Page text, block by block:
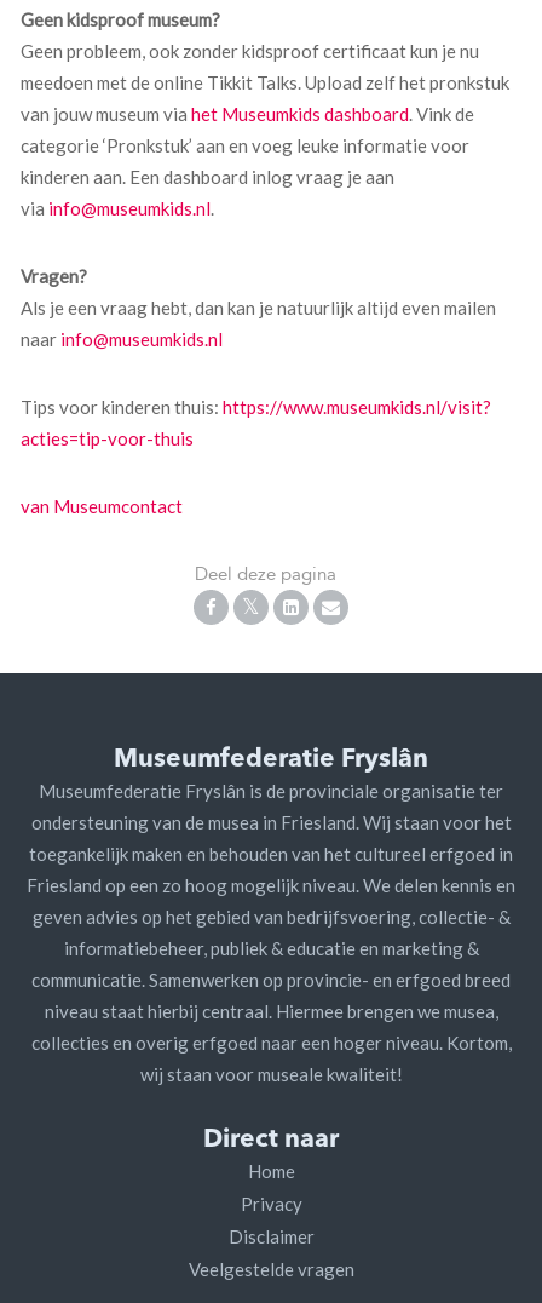
Geen kidsproof museum?
Geen probleem, ook zonder kidsproof certificaat kun je nu
meedoen met de online Tikkit Talks. Upload zelf het pronkstuk
van jouw museum viahet Museumkids dashboard. Vink de
categorie ‘Pronkstuk’ aan en voeg leuke informatie voor
kinderen aan. Een dashboard inlog vraag je aan
via info@museumkids.nl.
Vragen?
Als je een vraag hebt, dan kan je natuurlijk altijd even mailen
naar info@museumkids.nl
Tips voor kinderen thuis:https://www.museumkids.nl/visit?
acties=tip-voor-thuis
van Museumcontact
Deel deze pagina
Museumfederatie Fryslân
Museumfederatie Fryslân is de provinciale organisatie ter
ondersteuning van de musea in Friesland. Wij staan voor het
toegankelijk maken en behouden van het cultureel erfgoed in
Friesland op een zo hoog mogelijk niveau. We delen kennis en
geven advies op het gebied van bedrijfsvoering, collectie- &
informatiebeheer, publiek & educatie en marketing &
communicatie. Samenwerken op provincie- en erfgoed breed
niveau staat hierbij centraal. Hiermee brengen we musea,
collecties en overig erfgoed naar een hoger niveau. Kortom,
wij staan voor museale kwaliteit!
Direct naar
Home
Privacy
Disclaimer
Veelgestelde vragen